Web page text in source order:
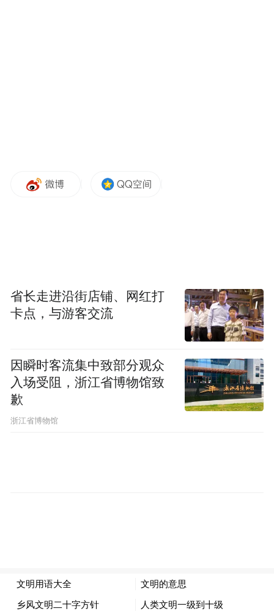
车型为主，掀背版车型不会被提供。（编译/
车马行）
省长走进沿街店铺、网红打
卡点，与游客交流
因瞬时客流集中致部分观众
入场受阻，浙江省博物馆致
歉
浙江省博物馆